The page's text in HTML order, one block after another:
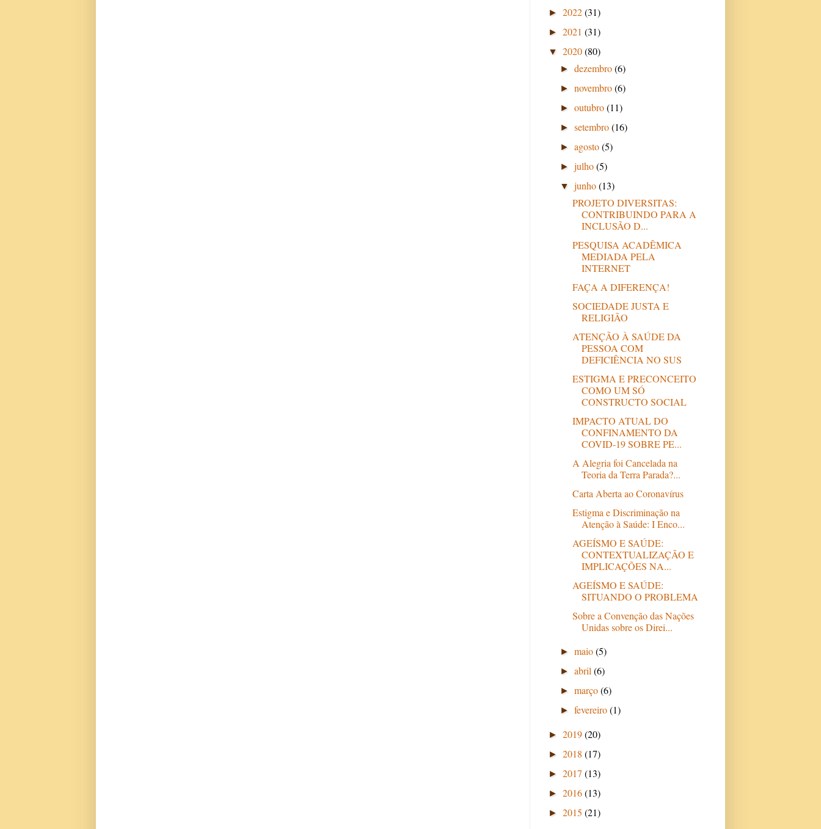
► 2022(31)
► 2021 (31)
▼ 2020(80)
►dezembro(6)
►novembro(6)
►outubro(11)
►setembro(16)
►agosto(5)
►julho(5)
▼junho(13)
PROJETO DIVERSITAS:
CONTRIBUINDO PARA A
INCLUSÃO D...
PESQUISA ACADÊMICA
MEDIADA PELA
INTERNET
FAÇA A DIFERENÇA!
SOCIEDADE JUSTA E
RELIGIÃO
ATENÇÃO À SAÚDE DA
PESSOA COM
DEFICIÊNCIA NO SUS
ESTIGMA E PRECONCEITO
COMO UM SÓ
CONSTRUCTO SOCIAL
IMPACTO ATUAL DO
CONFINAMENTO DA
COVID-19 SOBRE PE...
A Alegria foi Cancelada na
Teoria da Terra Parada?...
Carta Aberta ao Coronavírus
Estigma e Discriminação na
Atenção à Saúde: I Enco...
AGEÍSMO E SAÚDE:
CONTEXTUALIZAÇÃO E
IMPLICAÇÕES NA...
AGEÍSMO E SAÚDE:
SITUANDO O PROBLEMA
Sobre a Convenção das Nações
Unidas sobre os Direi...
►maio(5)
►abril(6)
►março(6)
►fevereiro(1)
► 2019(20)
► 2018 (17)
► 2017 (13)
► 2016(13)
► 2015 (21)